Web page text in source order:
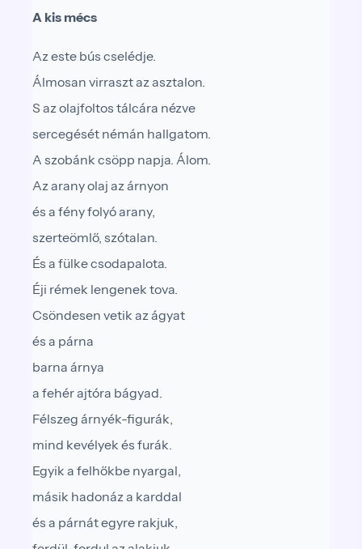
A kis mécs
Az este bús cselédje.
Álmosan virraszt az asztalon.
S az olajfoltos tálcára nézve
sercegését némán hallgatom.
A szobánk csöpp napja. Álom.
Az arany olaj az árnyon
és a fény folyó arany,
szerteömlő, szótalan.
És a fülke csodapalota.
Éji rémek lengenek tova.
Csöndesen vetik az ágyat
és a párna
barna árnya
a fehér ajtóra bágyad.
Félszeg árnyék-figurák,
mind kevélyek és furák.
Egyik a felhőkbe nyargal,
másik hadonáz a karddal
és a párnát egyre rakjuk,